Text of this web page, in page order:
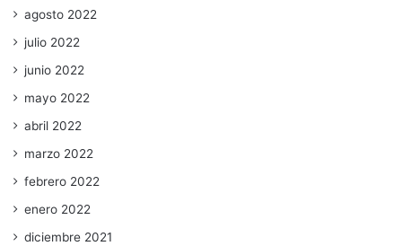
agosto 2022
julio 2022
junio 2022
mayo 2022
abril 2022
marzo 2022
febrero 2022
enero 2022
diciembre 2021